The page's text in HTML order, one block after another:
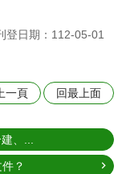
登日期：112-05-01
一頁 回最上面
、...
？